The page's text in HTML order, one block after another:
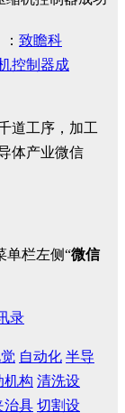
致瞻科
控制器成
道工序，加工
体产业微信
单栏左侧“微信
录
自动化 半导
机构 清洗设
治具 切割设